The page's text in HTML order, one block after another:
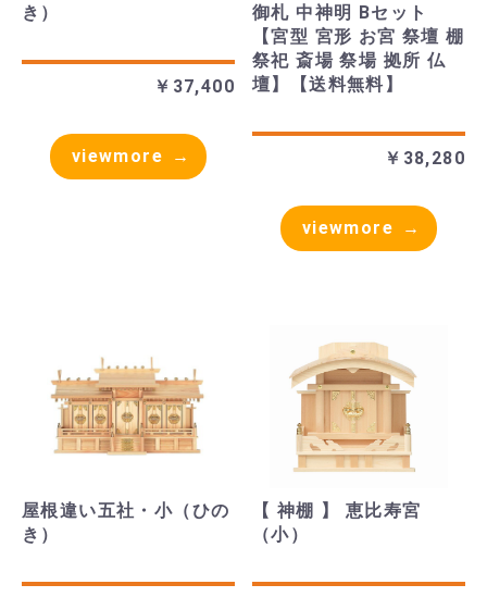
き）
￥37,400
viewmore
御札 中神明 Bセット
【宮型 宮形 お宮 祭壇 棚
祭祀 斎場 祭場 拠所 仏
壇】【送料無料】
￥38,280
viewmore
屋根違い五社・小（ひの
き）
【 神棚 】 恵比寿宮
（小）